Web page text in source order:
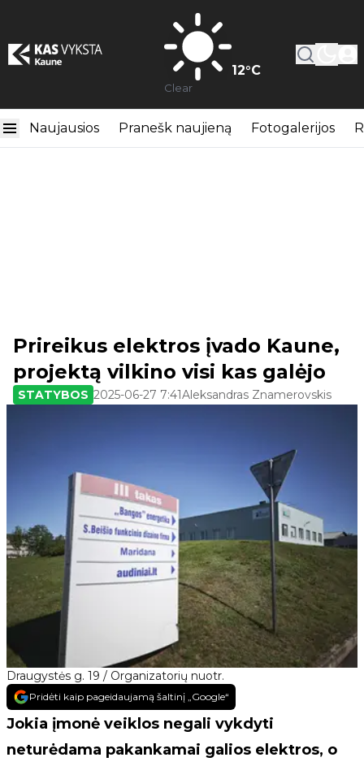
12°C
Clear
Naujausios Pranešk naujieną Fotogalerijos
Draugystės g. 19 / Organizatorių nuotr.
Prireikus elektros įvado Kaune,
projektą vilkino visi kas galėjo
STATYBOS 2025-06-27 7:41Aleksandras Znamerovskis
Pridėti kaip pageidaujamą šaltinį „Google“
Jokia įmonė veiklos negali vykdyti
neturėdama pakankamai galios elektros, o